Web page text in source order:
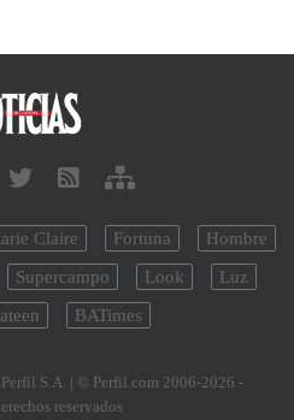
Claire Fortuna
Hombre
Supercampo Look
Luz
BATimes
S.A. | © Perfil.com 2006-2026 -
reservados